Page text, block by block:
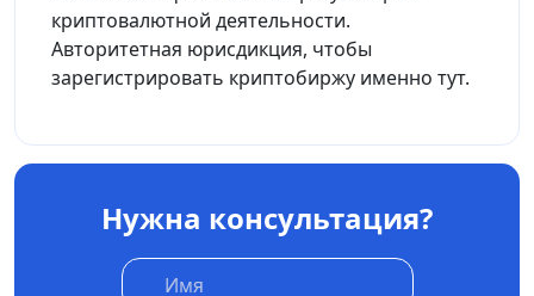
криптовалютной деятельности.
Авторитетная юрисдикция, чтобы
зарегистрировать криптобиржу именно тут.
Нужна консультация?